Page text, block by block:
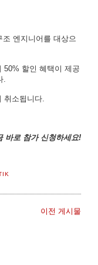
엔지니어를 대상으
50% 할인 혜택이 제공
.
취소됩니다.
바로 참가 신청하세요!
이전 게시물